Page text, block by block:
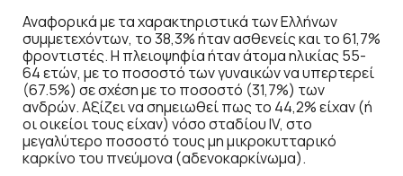
Αναφορικά με τα χαρακτηριστικά των Ελλήνων
συμμετεχόντων, το 38,3% ήταν ασθενείς και το 61,7%
φροντιστές. Η πλειοψηφία ήταν άτομα ηλικίας 55-
64 ετών, με το ποσοστό των γυναικών να υπερτερεί
(67.5%) σε σχέση με το ποσοστό (31,7%) των
ανδρών. Αξίζει να σημειωθεί πως το 44,2% είχαν (ή
οι οικείοι τους είχαν) νόσο σταδίου IV, στο
μεγαλύτερο ποσοστό τους μη μικροκυτταρικό
καρκίνο του πνεύμονα (αδενοκαρκίνωμα).